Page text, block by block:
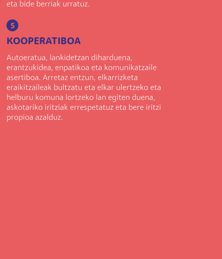
eta bide berriak urratuz.
5
KOOPERATIBOA
Autoeratua, lankidetzan diharduena,
erantzukidea, enpatikoa eta komunikatzaile
asertiboa. Arretaz entzun, elkarrizketa
eraikitzaileak bultzatu eta elkar ulertzeko eta
helburu komuna lortzeko lan egiten duena,
askotariko iritziak errespetatuz eta bere iritzi
propioa azalduz.